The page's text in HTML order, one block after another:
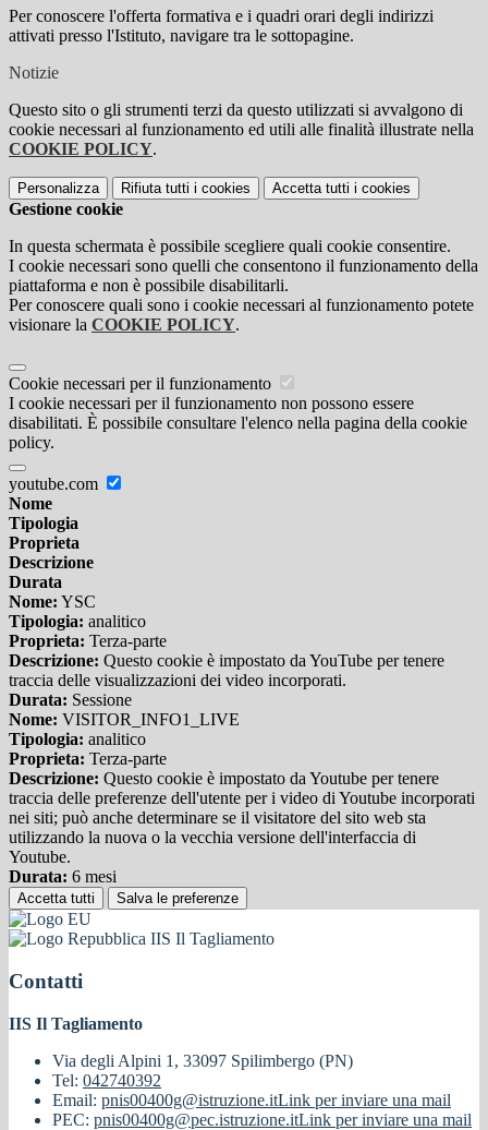
Per conoscere l'offerta formativa e i quadri orari degli indirizzi
attivati presso l'Istituto, navigare tra le sottopagine.
Notizie
Questo sito o gli strumenti terzi da questo utilizzati si avvalgono di
cookie necessari al funzionamento ed utili alle finalità illustrate nella
COOKIE POLICY.
Personalizza Rifiuta tutti i cookies Accetta tutti i cookies
Gestione cookie
In questa schermata è possibile scegliere quali cookie consentire.
I cookie necessari sono quelli che consentono il funzionamento della
piattaforma e non è possibile disabilitarli.
Per conoscere quali sono i cookie necessari al funzionamento potete
visionare la COOKIE POLICY.
Cookie necessari per il funzionamento
I cookie necessari per il funzionamento non possono essere
disabilitati. È possibile consultare l'elenco nella pagina della cookie
policy.
youtube.com
Nome
Tipologia
Proprieta
Descrizione
Durata
Nome: YSC
Tipologia: analitico
Proprieta: Terza-parte
Descrizione: Questo cookie è impostato da YouTube per tenere
traccia delle visualizzazioni dei video incorporati.
Durata: Sessione
Nome: VISITOR_INFO1_LIVE
Tipologia: analitico
Proprieta: Terza-parte
Descrizione: Questo cookie è impostato da Youtube per tenere
traccia delle preferenze dell'utente per i video di Youtube incorporati
nei siti; può anche determinare se il visitatore del sito web sta
utilizzando la nuova o la vecchia versione dell'interfaccia di
Youtube.
Durata: 6 mesi
Accetta tutti Salva le preferenze
IIS Il Tagliamento
Contatti
IIS Il Tagliamento
Via degli Alpini 1, 33097 Spilimbergo (PN)
Tel: 042740392
Email: pnis00400g@istruzione.itLink per inviare una mail
PEC: pnis00400g@pec.istruzione.itLink per inviare una mail